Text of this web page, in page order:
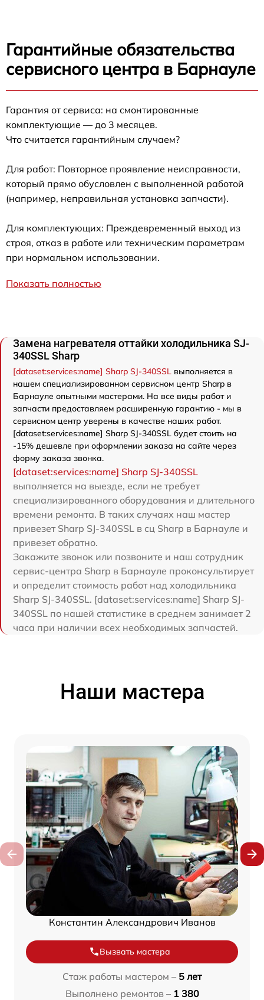
Гарантийные обязательства
сервисного центра в Барнауле
Гарантия от сервиса: на смонтированные
комплектующие — до 3 месяцев.
Что считается гарантийным случаем?
Для работ: Повторное проявление неисправности,
который прямо обусловлен с выполненной работой
(например, неправильная установка запчасти).
Для комплектующих: Преждевременный выход из
строя, отказ в работе или техническим параметрам
при нормальном использовании.
Показать полностью
Замена нагревателя оттайки холодильника SJ-
340SSL Sharp
[dataset:services:name] Sharp SJ-340SSL выполняется в
нашем специализированном сервисном центр Sharp в
Барнауле опытными мастерами. На все виды работ и
запчасти предоставляем расширенную гарантию - мы в
сервисном центр уверены в качестве наших работ.
[dataset:services:name] Sharp SJ-340SSL будет стоить на
-15% дешевле при оформлении заказа на сайте через
форму заказа звонка.
[dataset:services:name] Sharp SJ-340SSL
выполняется на выезде, если не требует
специализированного оборудования и длительного
времени ремонта. В таких случаях наш мастер
привезет Sharp SJ-340SSL в сц Sharp в Барнауле и
привезет обратно.
Закажите звонок или позвоните и наш сотрудник
сервис-центра Sharp в Барнауле проконсультирует
и определит стоимость работ над холодильника
Sharp SJ-340SSL. [dataset:services:name] Sharp SJ-
340SSL по нашей статистике в среднем занимает 2
часа при наличии всех необходимых запчастей.
Наши мастера
Константин Александрович Иванов
Вызвать мастера
Стаж работы мастером – 5 лет
Выполнено ремонтов – 1 380